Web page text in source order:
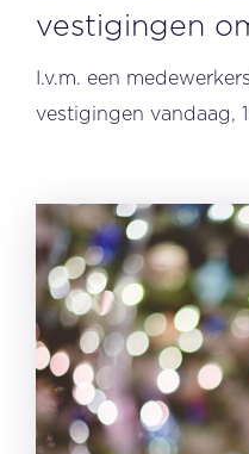
vestigingen
I.v.m. een
vestigingen vandaag,